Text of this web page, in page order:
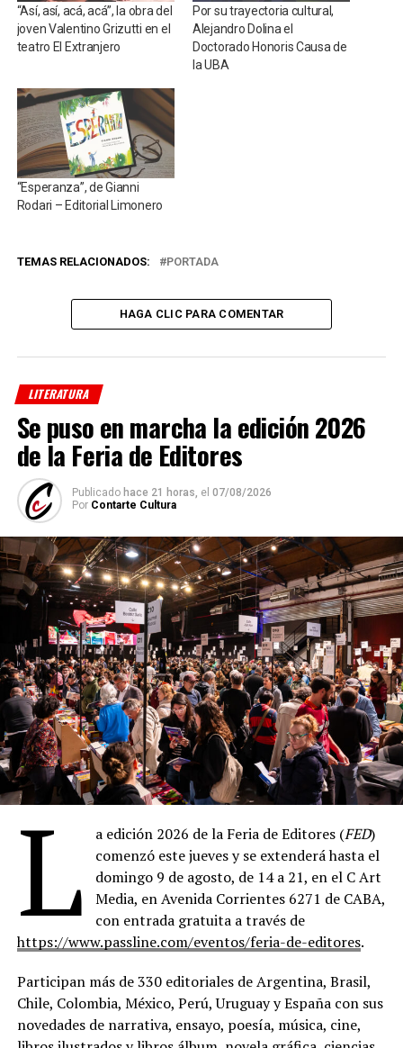
“Así, así, acá, acá”, la obra del
joven Valentino Grizutti en el
teatro El Extranjero
Por su trayectoria cultural,
Alejandro Dolina el
Doctorado Honoris Causa de
la UBA
“Esperanza”, de Gianni
Rodari – Editorial Limonero
TEMAS RELACIONADOS: PORTADA
HAGA CLIC PARA COMENTAR
LITERATURA
Se puso en marcha la edición 2026
de la Feria de Editores
Publicado hace 21 horas, el 07/08/2026
Por Contarte Cultura
L a edición 2026 de la Feria de Editores (FED)
comenzó este jueves y se extenderá hasta el
domingo 9 de agosto, de 14 a 21, en el C Art
Media, en Avenida Corrientes 6271 de CABA,
con entrada gratuita a través de
https://www.passline.com/eventos/feria-de-editores.
Participan más de 330 editoriales de Argentina, Brasil,
Chile, Colombia, México, Perú, Uruguay y España con sus
novedades de narrativa, ensayo, poesía, música, cine,